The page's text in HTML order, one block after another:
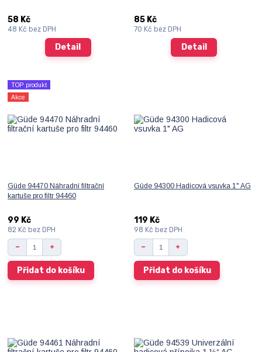
58 Kč
48 Kčbez DPH
Detail
85 Kč
70 Kč bez DPH
Detail
TOP produkt
Akce
Güde 94470 Náhradní filtrační
kartuše pro filtr 94460
99 Kč
82 Kčbez DPH
Přidat do košíku
Güde 94300 Hadicová vsuvka 1" AG
119 Kč
98 Kč bez DPH
Přidat do košíku